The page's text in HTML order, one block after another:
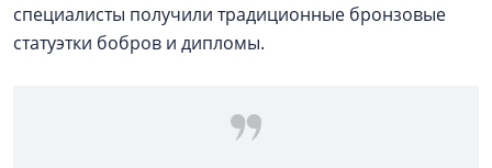
специалисты получили традиционные бронзовые
статуэтки бобров и дипломы.